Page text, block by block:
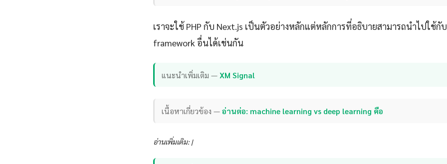
เราจะใช้ PHP กับ Next.js เป็นตัวอย่างหลักแต่หลักการที่อธิบายสามารถนำไปใช้กั
framework อื่นได้เช่นกัน
แนะนำเพิ่มเติม —XM Signal
เนื้อหาเกี่ยวข้อง —อ่านต่อ: machine learning vs deep learning คือ
อ่านเพิ่มเติม: |